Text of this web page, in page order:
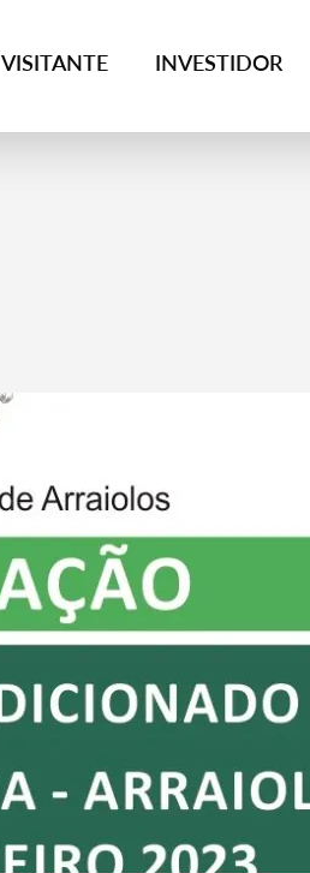
VISITANTE INVESTIDOR